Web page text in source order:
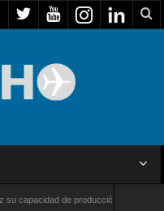
de producción de radares en